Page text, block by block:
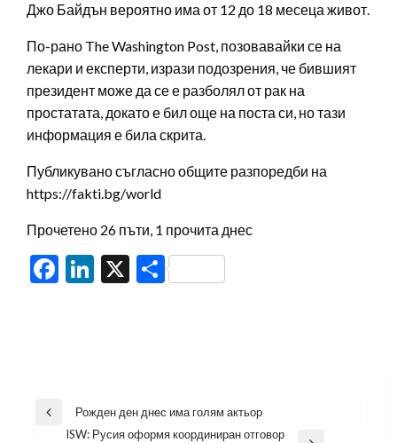
Джо Байдън вероятно има от 12 до 18 месеца живот.
По-рано The Washington Post, позовавайки се на
лекари и експерти, изрази подозрения, че бившият
президент може да се е разболял от рак на
простатата, докато е бил още на поста си, но тази
информация е била скрита.
Публикувано съгласно общите разпоредби на
https://fakti.bg/world
Прочетено 26 пъти, 1 прочита днес
Facebook
LinkedIn
X Share
Навигация
Previous
Рожден ден днес има голям актьор
ISW: Русия оформя координиран отговор